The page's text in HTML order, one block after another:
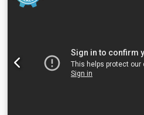
konstrukciju. Tehniskie dati
Zāģa lentes platums: 10–50 mm
050 mm, regulējams leņķī (-10°
kW Galda augstums no grīdas: